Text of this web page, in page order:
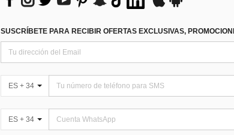
SUSCRÍBETE PARA RECIBIR OFERTAS EXCLUSIVAS,
ES + 34
ES + 34